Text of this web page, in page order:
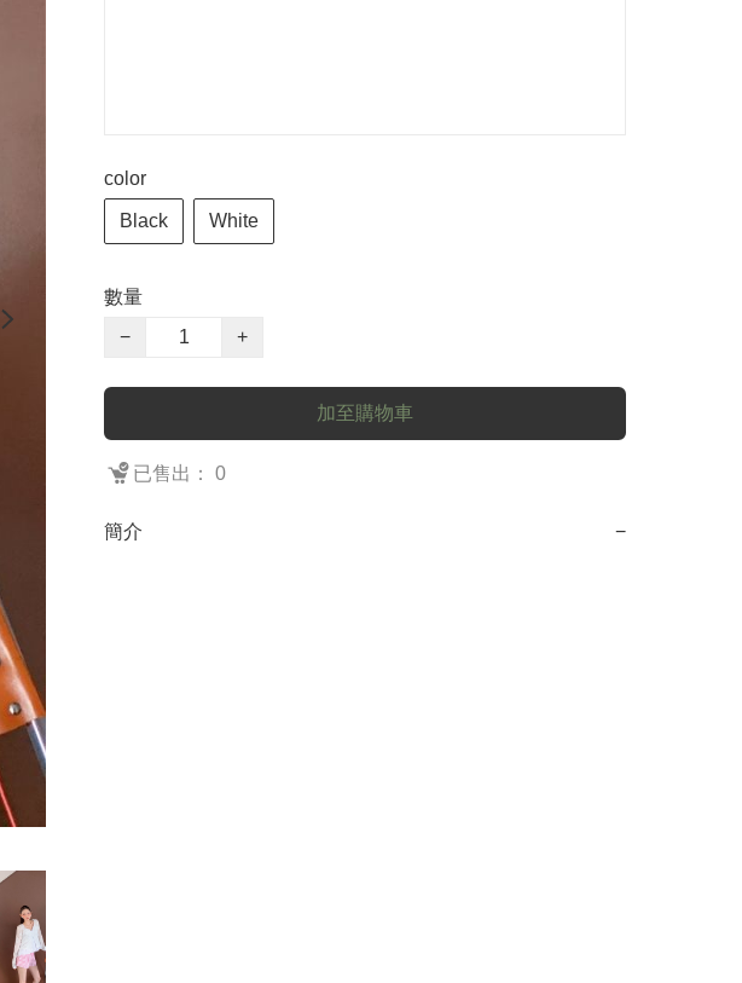
color
Black White
數量
−
+
加至購物車
已售出： 0
簡介 −